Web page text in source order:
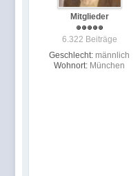
Mitglieder
6.322 Beiträge
Geschlecht: männlich
Wohnort: München